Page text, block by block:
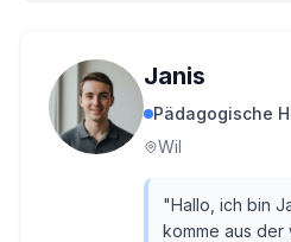
Janis
Pädagogische
Wil
"Hallo, ich bin
komme aus der